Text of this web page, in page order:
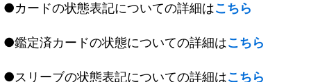
●カードの状態表記についての詳細はこちら
●鑑定済カードの状態についての詳細はこちら
●スリーブの状態表記についての詳細はこちら